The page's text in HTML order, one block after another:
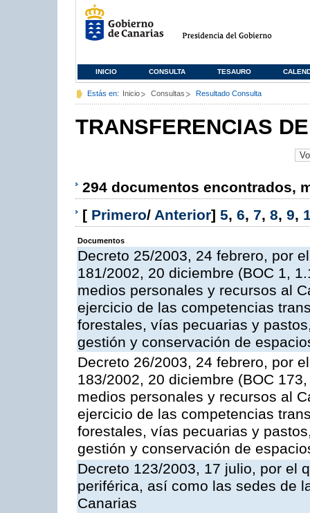
INICIO CONSULTA TESAURO
Estás en: Inicio Consultas Resultado Consulta
TRANSFERENCIAS
294 documentos encontrados,
[ Primero/ Anterior] 5, 6, 7, 8, 9,
Documentos
Decreto 25/2003, 24 febrero, por
181/2002, 20 diciembre (BOC 1,
medios personales y recursos al
ejercicio de las competencias
forestales, vías pecuarias y
gestión y conservación de
Decreto 26/2003, 24 febrero, por
183/2002, 20 diciembre (BOC
medios personales y recursos al
ejercicio de las competencias
forestales, vías pecuarias y
gestión y conservación de
Decreto 123/2003, 17 julio, por el
periférica, así como las sedes de
Canarias